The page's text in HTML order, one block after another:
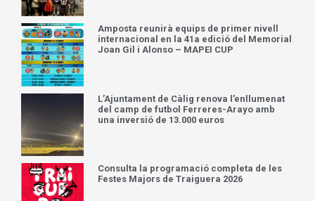
Amposta reunirà equips de primer nivell
internacional en la 41a edició del Memorial
Joan Gil i Alonso – MAPEI CUP
L’Ajuntament de Càlig renova l’enllumenat
del camp de futbol Ferreres-Arayo amb
una inversió de 13.000 euros
Consulta la programació completa de les
Festes Majors de Traiguera 2026